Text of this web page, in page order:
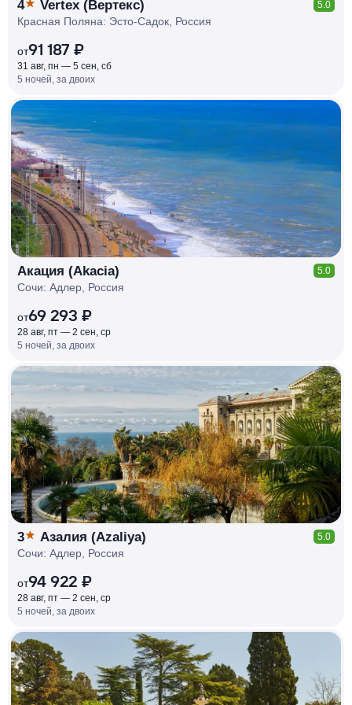
4 Vertex (Вертекс) 5.0
Красная Поляна: Эсто-Садок, Россия
от91 187 ₽
31 авг, пн — 5 сен, сб
5 ночей, за двоих
КЕШБЭК
РУБЛЯ
МИ
Д
О 7
%
Акация (Akacia) 5.0
Сочи: Адлер, Россия
от69 293 ₽
28 авг, пт — 2 сен, ср
5 ночей, за двоих
КЕШБЭК
РУБЛЯ
МИ
Д
О 7
%
3 Азалия (Azaliya) 5.0
Сочи: Адлер, Россия
от94 922 ₽
28 авг, пт — 2 сен, ср
5 ночей, за двоих
КЕШБЭК
РУБЛЯ
МИ
Д
О 7
%